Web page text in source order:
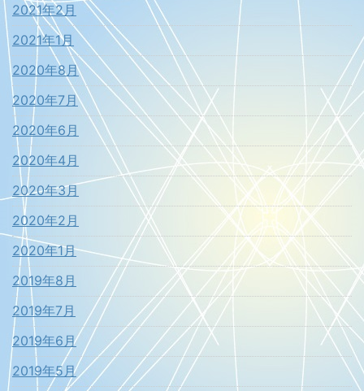
2021年2月
2021年1月
2020年8月
2020年7月
2020年6月
2020年4月
2020年3月
2020年2月
2020年1月
2019年8月
2019年7月
2019年6月
2019年5月